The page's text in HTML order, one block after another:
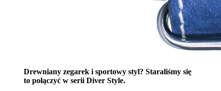
Drewniany zegarek i sportowy styl? Staraliśmy się
to połączyć w serii Diver Style.